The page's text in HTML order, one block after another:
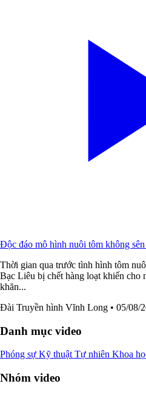
Độc đáo mô hình nuôi tôm không
Thời gian qua trước tình hình tôm
Bạc Liêu bị chết hàng loạt khiến cho
khăn...
Đài Truyền hình Vĩnh Long • 05/08/
Danh mục video
Phóng sự Kỹ thuật Tự nhiên Khoa
Nhóm video